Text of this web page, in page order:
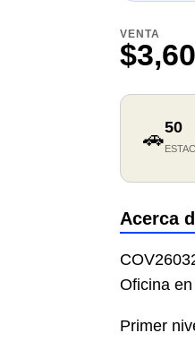
VENTA
🚗50
Acerca
Oficina
Primer